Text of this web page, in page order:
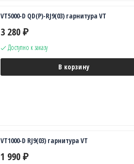
VT5000-D QD(P)-RJ9(03) гарнитура VT
3 280 ₽
Доступно к заказу
В корзину
VT1000-D RJ9(03) гарнитура VT
1 990 ₽